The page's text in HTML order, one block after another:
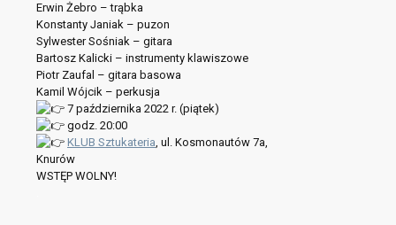
Erwin Żebro – trąbka
Konstanty Janiak – puzon
Sylwester Sośniak – gitara
Bartosz Kalicki – instrumenty klawiszowe
Piotr Zaufal – gitara basowa
Kamil Wójcik – perkusja
7 października 2022 r. (piątek)
godz. 20:00
KLUB Sztukateria, ul. Kosmonautów 7a,
Knurów
WSTĘP WOLNY!